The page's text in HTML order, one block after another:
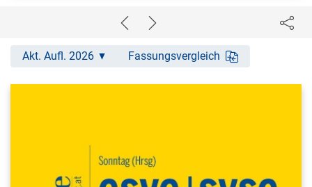
Akt. Aufl. 2026 Fassungsvergleich